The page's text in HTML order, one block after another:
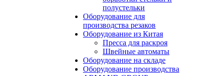
полустельки
Оборудование для
производства резаков
Оборудование из Китая
Пресса для раскроя
Швейные автоматы
Оборудование на складе
Оборудование производства